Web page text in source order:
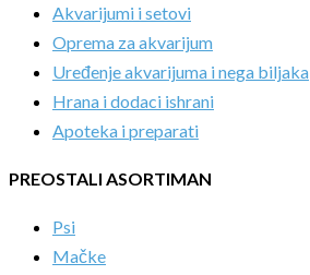
Akvarijumi i setovi
Oprema za akvarijum
Uređenje akvarijuma i nega biljaka
Hrana i dodaci ishrani
Apoteka i preparati
PREOSTALI ASORTIMAN
Psi
Mačke